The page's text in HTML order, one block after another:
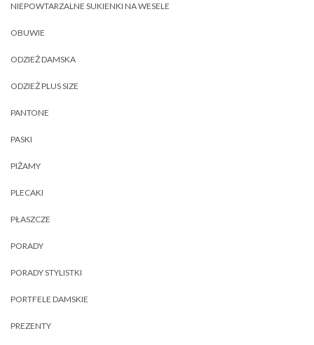
NIEPOWTARZALNE SUKIENKI NA WESELE
OBUWIE
ODZIEŻ DAMSKA
ODZIEŻ PLUS SIZE
PANTONE
PASKI
PIŻAMY
PLECAKI
PŁASZCZE
PORADY
PORADY STYLISTKI
PORTFELE DAMSKIE
PREZENTY